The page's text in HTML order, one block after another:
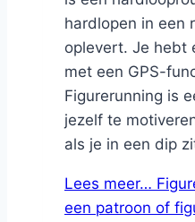
hardlopen in een
oplevert. Je hebt
met een GPS-
Figurerunning is
jezelf te
als je in een dip
Lees meer…
een patroon of